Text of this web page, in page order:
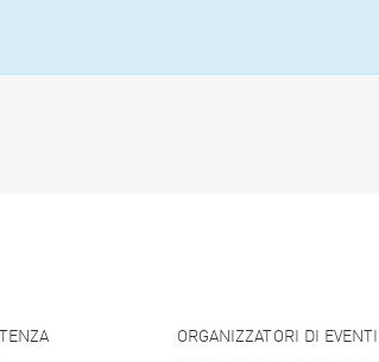
ORGANIZZATORI DI EVENTI